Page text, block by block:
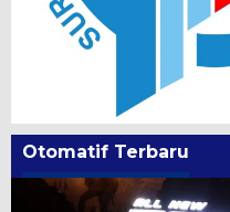
Otomatif Terbaru